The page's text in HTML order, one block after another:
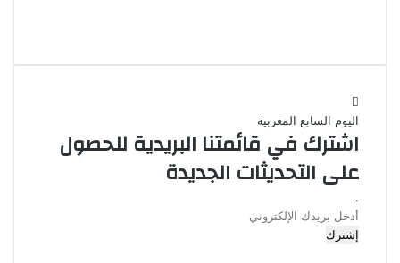
اليوم السابع المغربية
اشترك في قائمتنا البريدية للحصول
على التحديثات الجديدة
.
أدخل
بريدك